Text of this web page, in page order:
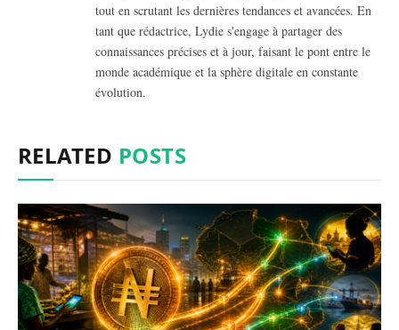
tout en scrutant les dernières tendances et avancées. En
tant que rédactrice, Lydie s'engage à partager des
connaissances précises et à jour, faisant le pont entre le
monde académique et la sphère digitale en constante
évolution.
RELATED POSTS